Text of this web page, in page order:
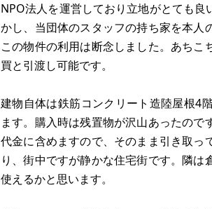
NPO法人を運営しており立地がとても
かし、当団体のスタッフの持ち家を本人
この物件の利用は断念しました。あち
買と引渡し可能です。
建物自体は鉄筋コンクリート造陸屋根4
ます。購入時は残置物が沢山あったの
代金に含めますので、そのまま引き取っ
り、街中ですが静かな住宅街です。隣
使えるかと思います。